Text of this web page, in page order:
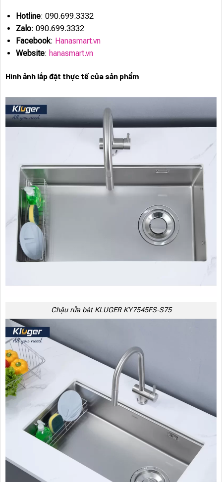
Hotline: 090.699.3332
Zalo: 090.699.3332
Facebook: Hanasmart.vn
Website: hanasmart.vn
Hình ảnh lắp đặt thực tế của sản phẩm
Chậu rửa bát KLUGER KY7545FS-S75